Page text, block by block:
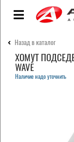
Назад в каталог
ХОМУТ
WAVE
Наличие надо уточнить